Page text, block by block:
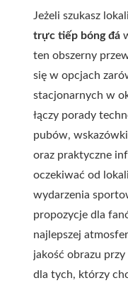
Jeżeli szukasz
trực tiếp bóng đá
ten obszerny
się w opcjach
stacjonarnych w
łączy porady
pubów,
oraz praktyczne
oczekiwać od
wydarzenia
propozycje dla
najlepszej
jakość obrazu
dla tych, którzy